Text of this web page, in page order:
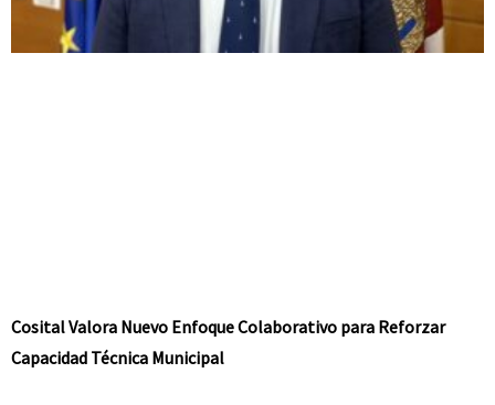
Cosital Valora Nuevo Enfoque Colaborativo para Reforzar
Capacidad Técnica Municipal